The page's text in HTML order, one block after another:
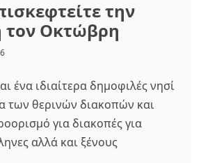
την
τον Οκτώβρη
ένα ιδιαίτερα δημοφιλές νησί
των θερινών διακοπών και
για διακοπές για
αλλά και ξένους